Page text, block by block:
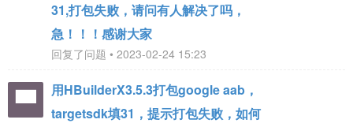
31,打包失败，请问有人解决了吗，
急！！！感谢大家
回复了问题 • 2023-02-24 15:23
用HBuilderX3.5.3打包google aab，
targetsdk填31，提示打包失败，如何